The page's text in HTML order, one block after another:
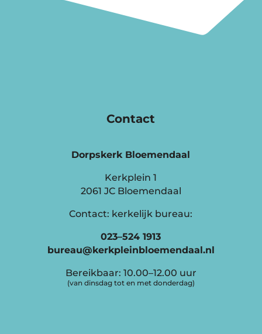
Contact
Dorpskerk Bloemendaal
Kerkplein 1
2061 JC Bloemendaal
Contact: kerkelijk bureau:
023–524 1913
bureau@kerkpleinbloemendaal.nl
Bereikbaar: 10.00–12.00 uur
(van dinsdag tot en met donderdag)